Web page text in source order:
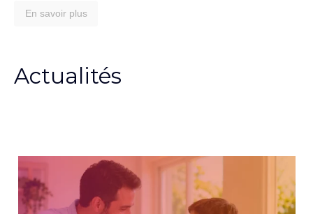
En savoir plus
Actualités